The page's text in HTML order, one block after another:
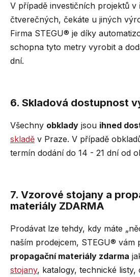
V případě investičních projektů v
čtverečných, čekáte u jiných
Firma STEGU® je díky
schopna tyto metry vyrobit a
dní.
6. Skladová dostupnost
Všechny obklady jsou ihned
skladě v Praze. V případě
termín dodání do 14 - 21 dní od
7. Vzorové stojany a
materiály ZDARMA
Prodávat lze tehdy, kdy máte
naším prodejcem, STEGU® vám
propagační materiály zdarma
stojany, katalogy, technické